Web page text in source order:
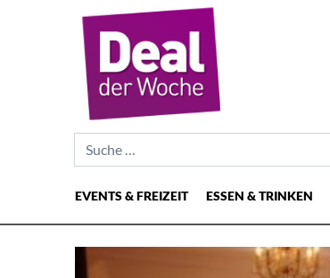
Suche nach:
Hauptnavigation
EVENTS & FREIZEIT ESSEN & TRINKEN